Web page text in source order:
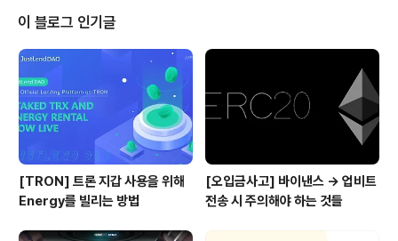
문제가 있는 것이 아니라 퍼블릭 데이터 씨드 노드에 과부
하가 발생한 것입니다. 이런 경우에는 메타마스크나 사용
중인 모바일 월렛의 노드 설정을 변경해주면 정상적으로
서비스를 이용할 수 있으며, 이럴 때를 대비해서 여러 퍼블
릭 노드들의 주소를 저장해두시는 것이 좋습니다. 노드 설
정 변경은 위와 같이 New RPC..
이 블로그 인기글
[TRON] 트론 지갑 사용을 위해
Energy를 빌리는 방법
[오입금사고] 바이낸스 → 업비트
전송 시 주의해야 하는 것들